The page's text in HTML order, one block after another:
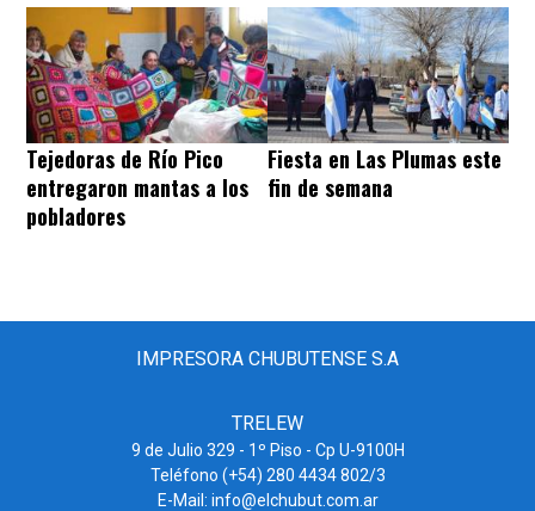
Tejedoras de Río Pico
entregaron mantas a los
pobladores
Fiesta en Las Plumas este
fin de semana
IMPRESORA CHUBUTENSE S.A
TRELEW
9 de Julio 329 - 1º Piso - Cp U-9100H
Teléfono (+54) 280 4434 802/3
E-Mail: info@elchubut.com.ar